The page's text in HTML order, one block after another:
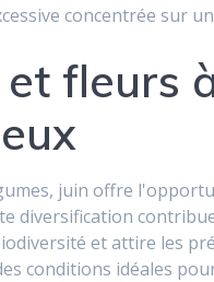
concentrée sur
et fleurs
juin offre
diversification
et attire les
conditions idéales